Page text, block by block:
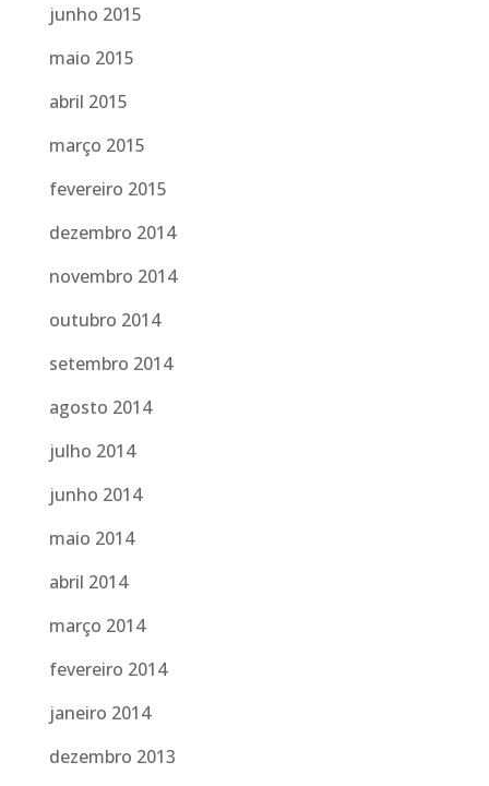
junho 2015
maio 2015
abril 2015
março 2015
fevereiro 2015
dezembro 2014
novembro 2014
outubro 2014
setembro 2014
agosto 2014
julho 2014
junho 2014
maio 2014
abril 2014
março 2014
fevereiro 2014
janeiro 2014
dezembro 2013